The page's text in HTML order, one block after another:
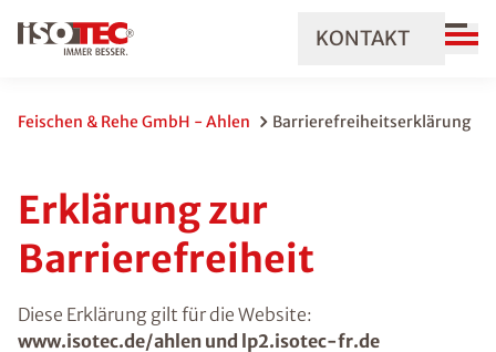
KONTAKT
Feischen & Rehe GmbH - Ahlen Barrierefreiheitserklärung
Erklärung zur
Barrierefreiheit
Diese Erklärung gilt für die Website:
www.isotec.de/ahlen und lp2.isotec-fr.de